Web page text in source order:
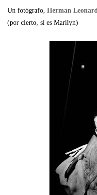
Un fotógrafo, Herman Leonard
(por cierto, sí es Marilyn)